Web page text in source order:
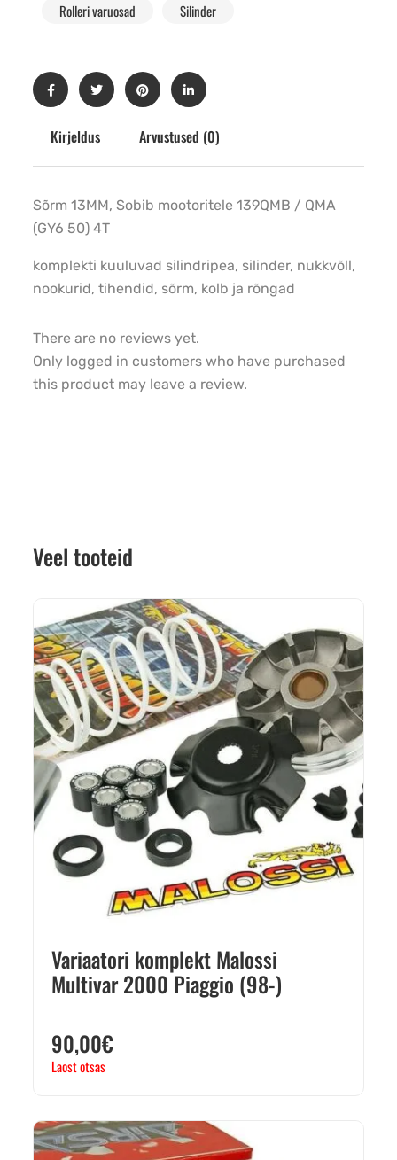
Rolleri varuosad
Silinder
Kirjeldus Arvustused (0)
Sõrm 13MM, Sobib mootoritele 139QMB / QMA
(GY6 50) 4T
komplekti kuuluvad silindripea, silinder, nukkvõll,
nookurid, tihendid, sõrm, kolb ja rõngad
There are no reviews yet.
Only logged in customers who have purchased
this product may leave a review.
Veel tooteid
Variaatori komplekt Malossi
Multivar 2000 Piaggio (98-)
90,00€
Laost otsas